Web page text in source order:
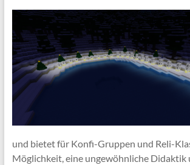
und bietet für Konfi-Gruppen und Reli-
Möglichkeit, eine ungewöhnliche Didaktik